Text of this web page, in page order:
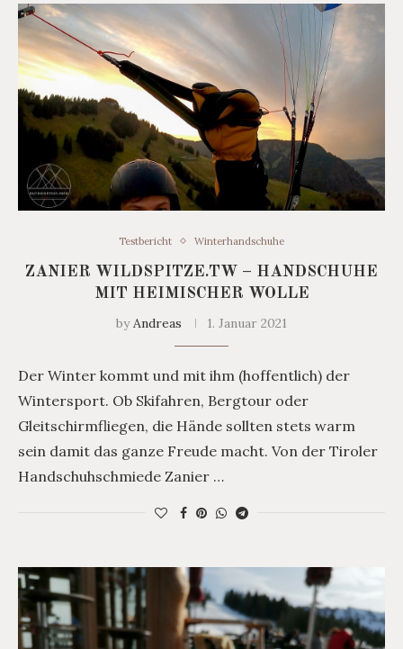
Testbericht Winterhandschuhe
ZANIER WILDSPITZE.TW – HANDSCHUHE
MIT HEIMISCHER WOLLE
byAndreas 1. Januar 2021
Der Winter kommt und mit ihm (hoffentlich) der
Wintersport. Ob Skifahren, Bergtour oder
Gleitschirmfliegen, die Hände sollten stets warm
sein damit das ganze Freude macht. Von der Tiroler
Handschuhschmiede Zanier …